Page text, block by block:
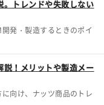
。トレンドや失敗しない
発・製造するときのポイ
説！メリットや製造メー
向け、ナッツ商品のトレ